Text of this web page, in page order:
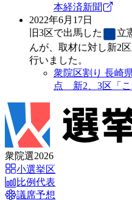
本経済新聞
2022年6月17日
旧3区で出馬した
立
んが、取材に対し新2
行いました。
衆院区割り 長崎
点 新2、3区「こ
衆院選2026
小選挙区
比例代表
議席予想